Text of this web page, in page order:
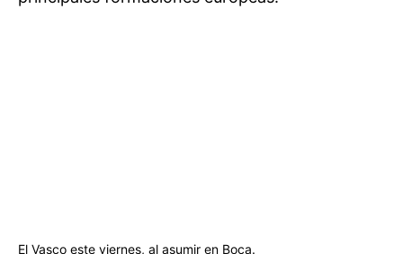
El Vasco este viernes, al asumir en Boca.